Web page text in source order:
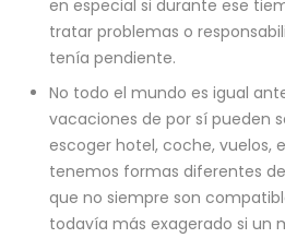
en especial si durante ese
tratar problemas o
tenía pendiente.
No todo el mundo es igual
vacaciones de por sí pueden
escoger hotel, coche, vuelos,
tenemos formas diferentes
que no siempre son
todavía más exagerado si un